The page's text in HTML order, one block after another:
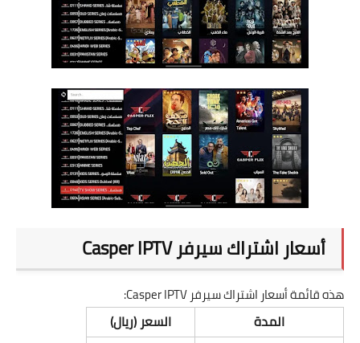
أسعار اشتراك سيرفر Casper IPTV
هذه قائمة أسعار اشتراك سيرفر Casper IPTV:
المدة
السعر (ريال)